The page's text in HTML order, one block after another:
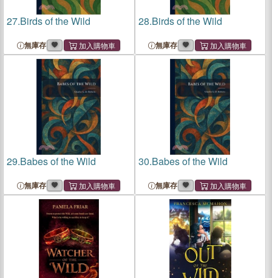
27.Birds of the Wild
無庫存
28.Birds of the Wild
無庫存
29.Babes of the Wild
無庫存
30.Babes of the Wild
無庫存